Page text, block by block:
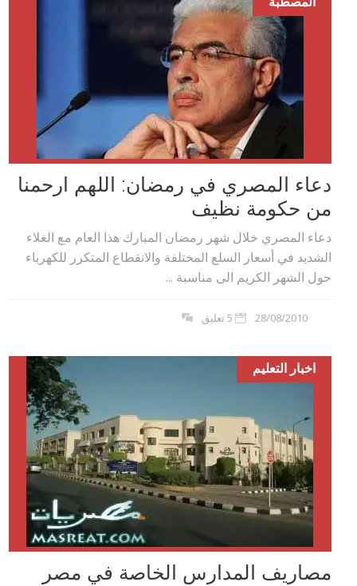
دعاء المصري في رمضان: اللهم ارحمنا
من حكومة نظيف
دعاء المصري خلال شهر رمضان المبارك هذا العام مع الغلاء
الشديد في أسعار السلع المختلفة والانقطاع المتكرر للكهرباء
حول الشهر الكريم الى مناسبة ...
28/08/2010 5 تعليق
اخبار التعليم
مصاريف المدارس الخاصة في مصر